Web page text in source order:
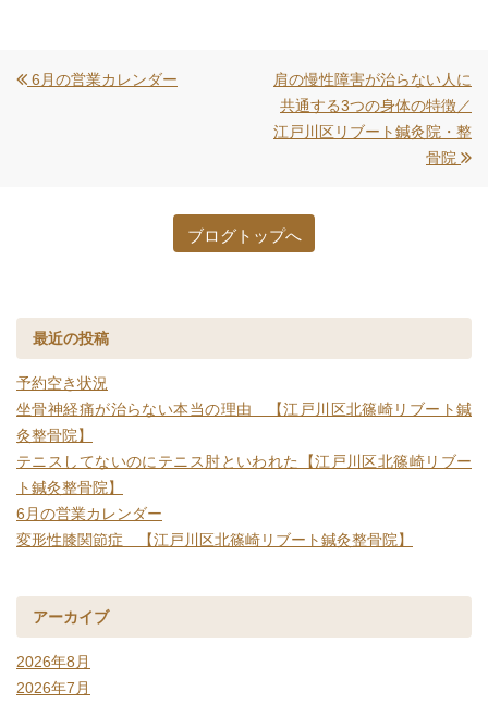
6月の営業カレンダー
肩の慢性障害が治らない人に
共通する3つの身体の特徴／
江戸川区リブート鍼灸院・整
骨院
ブログトップへ
最近の投稿
予約空き状況
坐骨神経痛が治らない本当の理由 【江戸川区北篠崎リブート鍼
灸整骨院】
テニスしてないのにテニス肘といわれた【江戸川区北篠崎リブー
ト鍼灸整骨院】
6月の営業カレンダー
変形性膝関節症 【江戸川区北篠崎リブート鍼灸整骨院】
アーカイブ
2026年8月
2026年7月